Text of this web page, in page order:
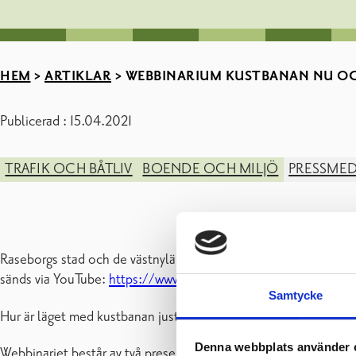
Samtycke
Denna webbplats använder
HEM > ARTIKLAR > WEBBINARIUM KUSTBANAN NU
Publicerad : 15.04.2021
TRAFIK OCH BÅTLIV BOENDE OCH MILJÖ
Raseborgs stad och de västnyländska kommunernas
sänds via YouTube: https://www.youtube.com/
Hur är läget med kustbanan just nu – vilka är dess